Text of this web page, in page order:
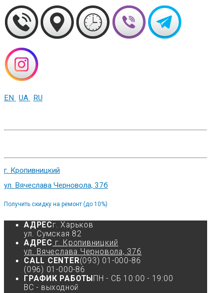
EN UA RU
г. Кропивницкий
ул. Вячеслава Черновола, 37б
Получить скидку на ремонт (до 10%)
АДРЕСг. Харьков
ул. Сумская 82
АДРЕС г. Кропивницкий
ул. Вячеслава Черновола, 37б
CALL CENTER(093) 01-000-86
(096) 01-000-86
ГРАФИК РАБОТЫ ПН - СБ 10:00 - 19:00
ВС - выходной